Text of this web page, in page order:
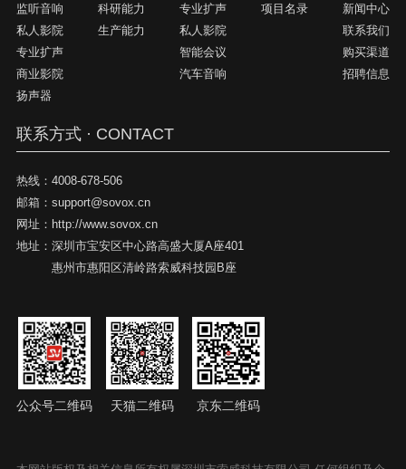
监听音响
私人影院
专业扩声
商业影院
扬声器
科研能力
生产能力
专业扩声
私人影院
智能会议
汽车音响
项目名录
新闻中心
联系我们
购买渠道
招聘信息
联系方式 · CONTACT
热线： 4008-678-506
邮箱： support@sovox.cn
网址： http://www.sovox.cn
地址： 深圳市宝安区中心路高盛大厦A座401
惠州市惠阳区清岭路索威科技园B座
公众号二维码 天猫二维码 京东二维码